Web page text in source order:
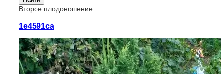
Второе плодоношение.
1e4591ca